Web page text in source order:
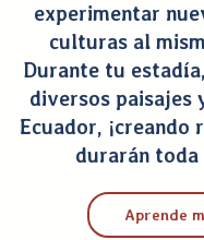
experimentar
culturas al
Durante tu
diversos paisajes
Ecuador, ¡creando
durarán
Aprende